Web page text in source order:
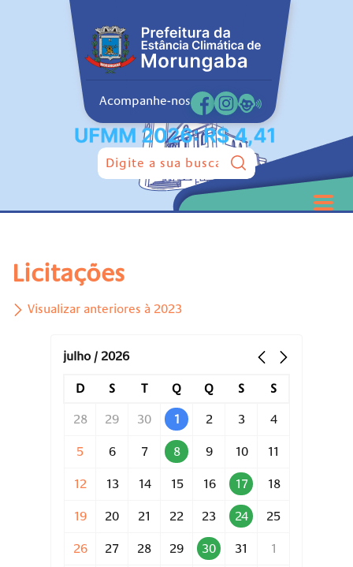
Acompanhe-nos
Pesquisar:
Licitações
Visualizar anteriores à 2023
julho / 2026
D S T Q Q S S
28 29 30 1 2 3 4
5 6 7 8 9 10 11
12 13 14 15 16 17 18
19 20 21 22 23 24 25
26 27 28 29 30 31 1